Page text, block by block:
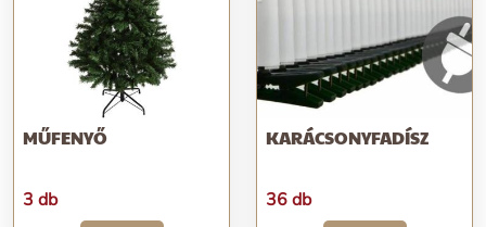
MŰFENYŐ
3 db
KARÁCSONYFADÍSZ
36 db